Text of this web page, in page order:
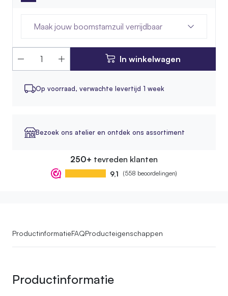
Maak jouw boomstamzuil verrijdbaar
In winkelwagen
Op voorraad, verwachte levertijd 1 week
Bezoek ons atelier en ontdek ons assortiment
250+ tevreden klanten
9,1 (558 beoordelingen)
ProductinformatieFAQProducteigenschappen
Productinformatie